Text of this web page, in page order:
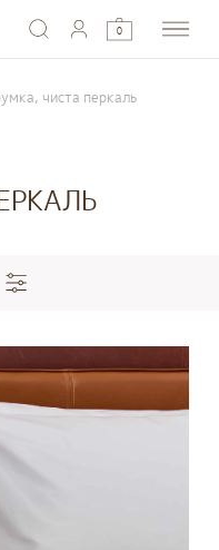
0
чиста перкаль